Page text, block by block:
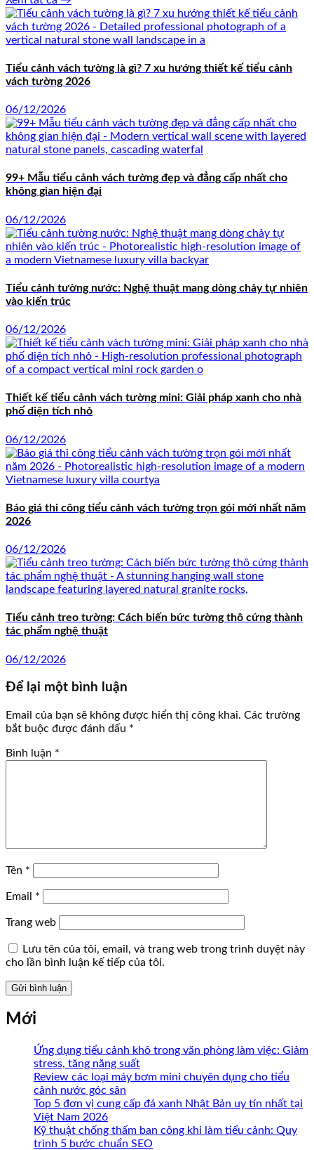
Tiểu cảnh vách tường là gì? 7 xu hướng thiết kế tiểu cảnh
vách tường 2026
06/12/2026
99+ Mẫu tiểu cảnh vách tường đẹp và đẳng cấp nhất cho
không gian hiện đại
06/12/2026
Tiểu cảnh tường nước: Nghệ thuật mang dòng chảy tự nhiên
vào kiến trúc
06/12/2026
Thiết kế tiểu cảnh vách tường mini: Giải pháp xanh cho nhà
phố diện tích nhỏ
06/12/2026
Báo giá thi công tiểu cảnh vách tường trọn gói mới nhất năm
2026
06/12/2026
Tiểu cảnh treo tường: Cách biến bức tường thô cứng thành
tác phẩm nghệ thuật
06/12/2026
Để lại một bình luận
Email của bạn sẽ không được hiển thị công khai. Các trường
bắt buộc được đánh dấu *
Bình luận *
Tên *
Email *
Trang web
Lưu tên của tôi, email, và trang web trong trình duyệt này
cho lần bình luận kế tiếp của tôi.
Mới
Ứng dụng tiểu cảnh khô trong văn phòng làm việc: Giảm
stress, tăng năng suất
Review các loại máy bơm mini chuyên dụng cho tiểu
cảnh nước góc sân
Top 5 đơn vị cung cấp đá xanh Nhật Bản uy tín nhất tại
Việt Nam 2026
Kỹ thuật chống thấm ban công khi làm tiểu cảnh: Quy
trình 5 bước chuẩn SEO